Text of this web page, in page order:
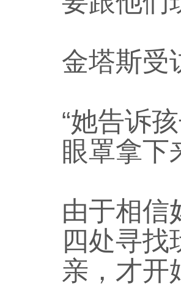
金塔斯受
“她告诉
眼罩拿下
由于相信
四处寻
亲，才开